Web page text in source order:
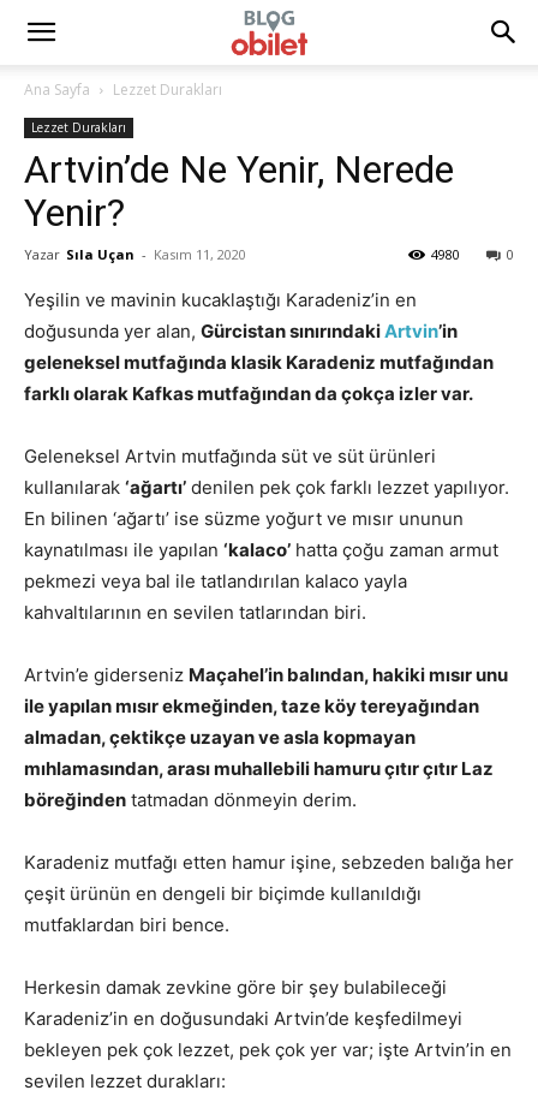
Ana Sayfa Lezzet Durakları
Lezzet Durakları
Artvin’de Ne Yenir, Nerede
Yenir?
Yazar Sıla Uçan - Kasım 11, 2020 0
4980
Yeşilin ve mavinin kucaklaştığı Karadeniz’in en
doğusunda yer alan, Gürcistan sınırındakiArtvin’in
geleneksel mutfağında klasik Karadeniz mutfağından
farklı olarak Kafkas mutfağından da çokça izler var.
Geleneksel Artvin mutfağında süt ve süt ürünleri
kullanılarak ‘ağartı’ denilen pek çok farklı lezzet yapılıyor.
En bilinen ‘ağartı’ ise süzme yoğurt ve mısır ununun
kaynatılması ile yapılan ‘kalaco’ hatta çoğu zaman armut
pekmezi veya bal ile tatlandırılan kalaco yayla
kahvaltılarının en sevilen tatlarından biri.
Artvin’e giderseniz Maçahel’in balından, hakiki mısır unu
ile yapılan mısır ekmeğinden, taze köy tereyağından
almadan, çektikçe uzayan ve asla kopmayan
mıhlamasından, arası muhallebili hamuru çıtır çıtır Laz
böreğinden tatmadan dönmeyin derim.
Karadeniz mutfağı etten hamur işine, sebzeden balığa her
çeşit ürünün en dengeli bir biçimde kullanıldığı
mutfaklardan biri bence.
Herkesin damak zevkine göre bir şey bulabileceği
Karadeniz’in en doğusundaki Artvin’de keşfedilmeyi
bekleyen pek çok lezzet, pek çok yer var; işte Artvin’in en
sevilen lezzet durakları: